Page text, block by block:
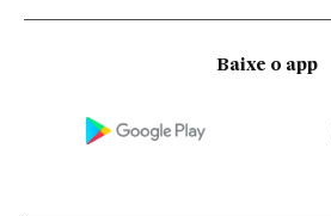
Baixe o app